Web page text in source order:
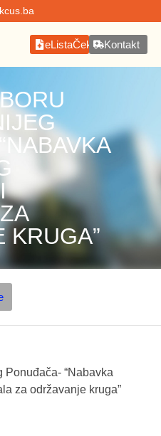
eListaČekanjaKontakt
KRUGA”
“Nabavka
za održavanje kruga”